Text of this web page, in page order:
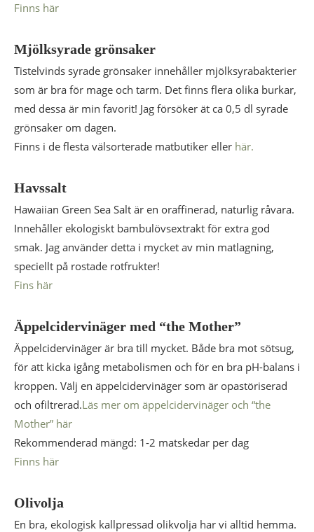
Finns här
Mjölksyrade grönsaker
Tistelvinds syrade grönsaker innehåller mjölksyrabakterier
som är bra för mage och tarm. Det finns flera olika burkar,
med dessa är min favorit! Jag försöker ät ca 0,5 dl syrade
grönsaker om dagen.
Finns i de flesta välsorterade matbutiker eller här.
Havssalt
Hawaiian Green Sea Salt är en oraffinerad, naturlig råvara.
Innehåller ekologiskt bambulövsextrakt för extra god
smak. Jag använder detta i mycket av min matlagning,
speciellt på rostade rotfrukter!
Fins här
Äppelcidervinäger med “the Mother”
Äppelcidervinäger är bra till mycket. Både bra mot sötsug,
för att kicka igång metabolismen och för en bra pH-balans i
kroppen. Välj en äppelcidervinäger som är opastöriserad
och ofiltrerad.Läs mer om äppelcidervinäger och “the
Mother” här
Rekommenderad mängd: 1-2 matskedar per dag
Finns här
Olivolja
En bra, ekologisk kallpressad olikvolja har vi alltid hemma.